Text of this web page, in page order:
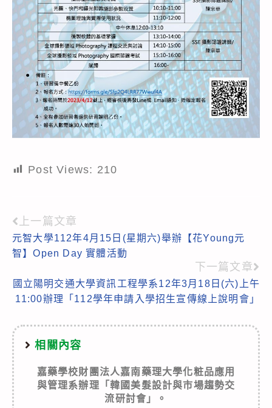
Post Views: 210
Read
more
上一篇文章
元智大學112年4月15日(星期六)舉辦【花Young元
智】Open Day 實體活動
下一篇文章
國立陽明交通大學資訊工程學系12年3月18日(六)上午
11:00辦理「112學年申請入學招生宣傳線上說明會」
相關內容
嘉藥學校財團法人嘉南藥理大學化粧品應用
與管理系辦理「韓國美髮設計與市場趨勢交
流研討會」。